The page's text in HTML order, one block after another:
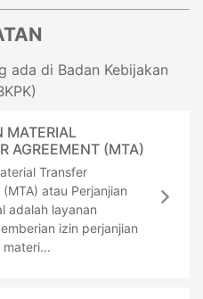
ada di Badan Kebijakan
MATERIAL
AGREEMENT (MTA)
Transfer
atau Perjanjian
adalah layanan
izin perjanjian
materi...